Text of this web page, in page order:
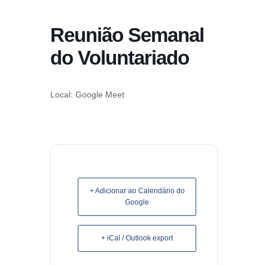
Reunião Semanal
do Voluntariado
Local: Google Meet
+ Adicionar ao Calendário do
Google
+ iCal / Outlook export